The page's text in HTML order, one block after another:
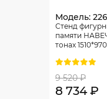
Модель:
Стенд
памяти
тонах
9 520 ₽
8 734 ₽